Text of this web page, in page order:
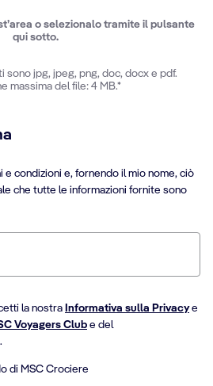
o selezionalo tramite il pulsante
qui sotto.
sono jpg, jpeg, png, doc, docx e pdf.
massima del file: 4 MB.*
e condizioni e, fornendo il mio nome, ciò
che tutte le informazioni fornite sono
la nostra Informativa sulla Privacye
Voyagers Club e del
.
di MSC Crociere